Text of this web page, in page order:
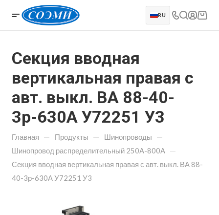
RU
Секция вводная
вертикальная правая с
авт. выкл. ВА 88-40-
3р-630А У72251 У3
Главная — Продукты — Шинопроводы —
Шинопровод распределительный 250А-800А —
Секция вводная вертикальная правая с авт. выкл. ВА 88-
40-3р-630А У72251 У3